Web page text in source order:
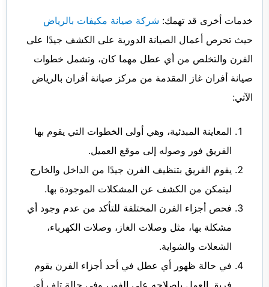
خدمات أخرى قد تهمك: شركة صيانة مكيفات بالرياض
حيث تحرص أعمال الصيانة الدورية على الكشف جيدًا على
الفرن والتخلص من أي عطل مهما كان، وتشمل خطوات
صيانة أفران غاز المقدمة من مركز صيانة أفران بالرياض
الآتي:
المعاينة المبدئية، وهي أولى الخطوات التي يقوم بها
الفريق فور وصوله إلى موقع العميل.
يقوم الفريق بتنظيف الفرن جيدًا من الداخل والخارج
ليتمكن من الكشف عن المشكلات الموجودة بها.
فحص أجزاء الفرن المختلفة للتأكد من عدم وجود أي
مشكلة بها، مثل وصلات الغاز، وصلات الكهرباء،
الشعلات والشواية.
في حالة ظهور أي عطل في أحد أجزاء الفرن يقوم
فريق العمل بإصلاحه على الفور، وفي حالة تلف أي